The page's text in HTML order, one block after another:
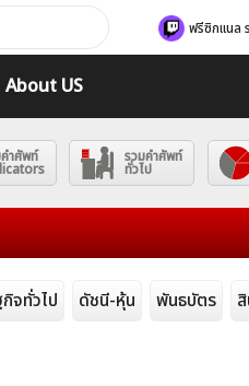
ฟรีซิกแนล
About US
ำศัพท์ รวมคำศัพท์
ทั่วไป
จทั่วไป ดัชนี-หุ้น พันธบัตร